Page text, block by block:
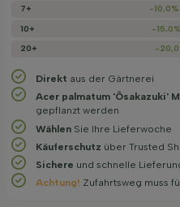
7+
-10,0%
10+
-15,0%
20+
-
Direkt aus der Gärtnerei
Acer palmatum 'Ôsakazuki'
gepflanzt werden
Wählen Sie Ihre Lieferwoche
Käuferschutz über Trusted
Sichere und schnelle
Achtung! Zufahrtsweg muss